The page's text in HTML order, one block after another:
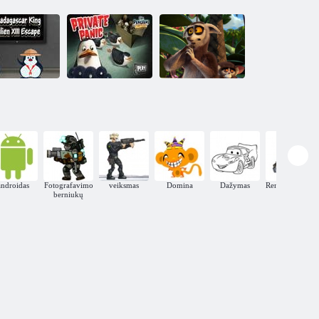
Fotografavimo
berniukų
veiksmas Domina Dažymas Renkant daiktų